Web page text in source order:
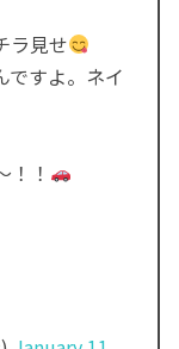
ラ見せ
ですよ。ネイ
！